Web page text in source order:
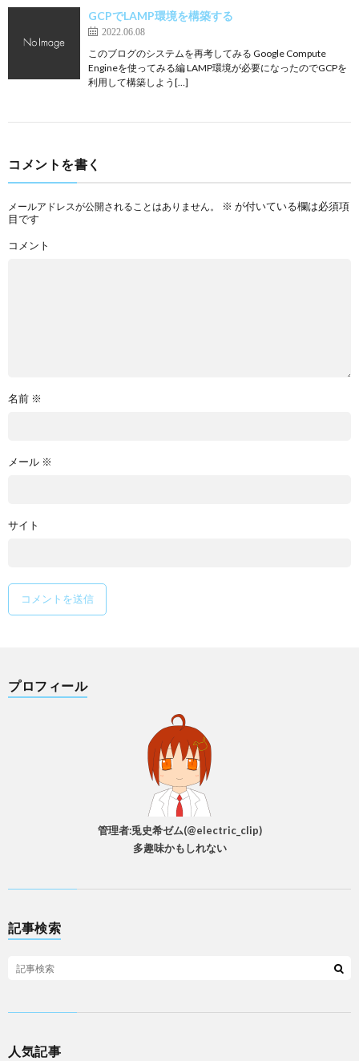
GCPでLAMP環境を構築する
2022.06.08
このブログのシステムを再考してみる Google Compute
Engineを使ってみる編 LAMP環境が必要になったのでGCPを
利用して構築しよう[…]
コメントを書く
メールアドレスが公開されることはありません。 ※ が付いている欄は必須項
目です
コメント
名前 ※
メール ※
サイト
プロフィール
管理者:兎史希ゼム(@electric_clip)
多趣味かもしれない
記事検索
人気記事